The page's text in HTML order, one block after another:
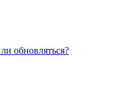
обновляться?